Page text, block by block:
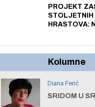
knjiga na
električnim
PROJEKT
STOLJETNIH
HRASTOVA:
Kolumne
Diana Ferić
SRIDOM U